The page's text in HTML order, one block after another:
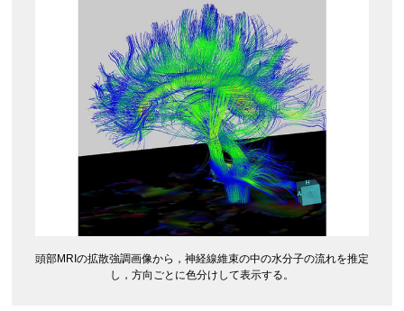
頭部MRIの拡散強調画像から，神経線維束の中の水分子の流れを推定
し，方向ごとに色分けして表示する。